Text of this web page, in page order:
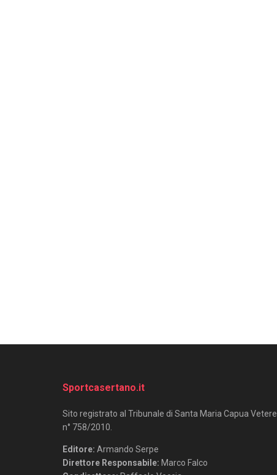
Sportcasertano.it
Sito registrato al Tribunale di Santa Maria Capua Vetere
n° 758/2010.
Editore: Armando Serpe
Direttore Responsabile: Marco Falco